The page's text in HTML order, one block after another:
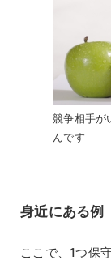
競争相手が
んです
身近にある例
ここで、1つ保